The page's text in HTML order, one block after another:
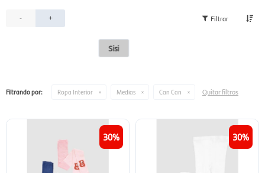
- +
Sisi
Filtrando por: Ropa Interior Medias Can Can Quitar filtros
30 30